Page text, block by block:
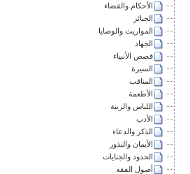
الأحكام والقضاء
الجنائز
المواريث والوصايا
الجهاد
قصص الأنبياء
السيرة
المناقب
الأطعمة
اللباس والزينة
الأدب
الذكر والدعاء
الأيمان والنذور
الحدود والجنايات
أصول الفقه